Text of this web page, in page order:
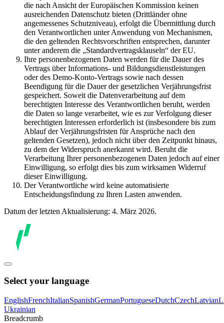
die nach Ansicht der Europäischen Kommission keinen
ausreichenden Datenschutz bieten (Drittländer ohne
angemessenes Schutzniveau), erfolgt die Übermittlung durch
den Verantwortlichen unter Anwendung von Mechanismen,
die den geltenden Rechtsvorschriften entsprechen, darunter
unter anderem die „Standardvertragsklauseln“ der EU.
Ihre personenbezogenen Daten werden für die Dauer des
Vertrags über Informations- und Bildungsdienstleistungen
oder des Demo-Konto-Vertrags sowie nach dessen
Beendigung für die Dauer der gesetzlichen Verjährungsfrist
gespeichert. Soweit die Datenverarbeitung auf dem
berechtigten Interesse des Verantwortlichen beruht, werden
die Daten so lange verarbeitet, wie es zur Verfolgung dieser
berechtigten Interessen erforderlich ist (insbesondere bis zum
Ablauf der Verjährungsfristen für Ansprüche nach den
geltenden Gesetzen), jedoch nicht über den Zeitpunkt hinaus,
zu dem der Widerspruch anerkannt wird. Beruht die
Verarbeitung Ihrer personenbezogenen Daten jedoch auf einer
Einwilligung, so erfolgt dies bis zum wirksamen Widerruf
dieser Einwilligung.
Der Verantwortliche wird keine automatisierte
Entscheidungsfindung zu Ihren Lasten anwenden.
Datum der letzten Aktualisierung: 4. März 2026.
Select your language
EnglishFrenchItalianSpanishGermanPortugueseDutchCzechLatvian
Ukrainian
Breadcrumb